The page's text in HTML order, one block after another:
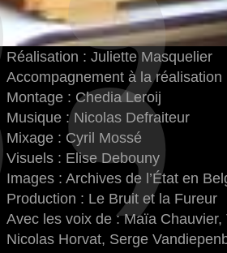
Réalisation : Juliette Masquelier
Accompagnement à la réalisation
Montage : Chedia Leroij
Musique : Nicolas Defraiteur
Mixage : Cyril Mossé
Visuels : Elise Debouny
Images : Archives de l’État en
Production : Le Bruit et la Fureur
Avec les voix de : Maïa
Nicolas Horvat, Serge